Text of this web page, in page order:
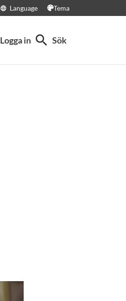
language Language Tema
Logga in search Sök